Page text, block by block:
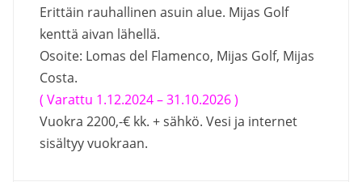
Erittäin rauhallinen asuin alue. Mijas Golf
kenttä aivan lähellä.
Osoite: Lomas del Flamenco, Mijas Golf, Mijas
Costa.
( Varattu 1.12.2024 – 31.10.2026 )
Vuokra 2200,-€ kk. + sähkö. Vesi ja internet
sisältyy vuokraan.